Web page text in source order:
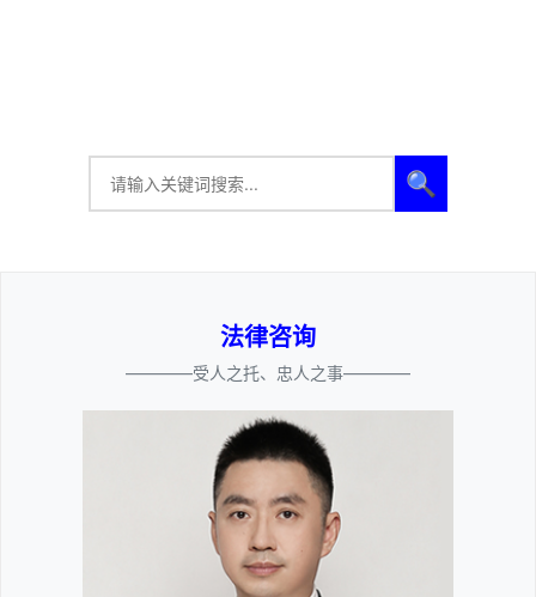
🔍
法律咨询
————受人之托、忠人之事————